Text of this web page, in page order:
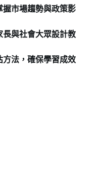
握市場趨勢與政策影
長與社會大眾設計教
方法，確保學習成效